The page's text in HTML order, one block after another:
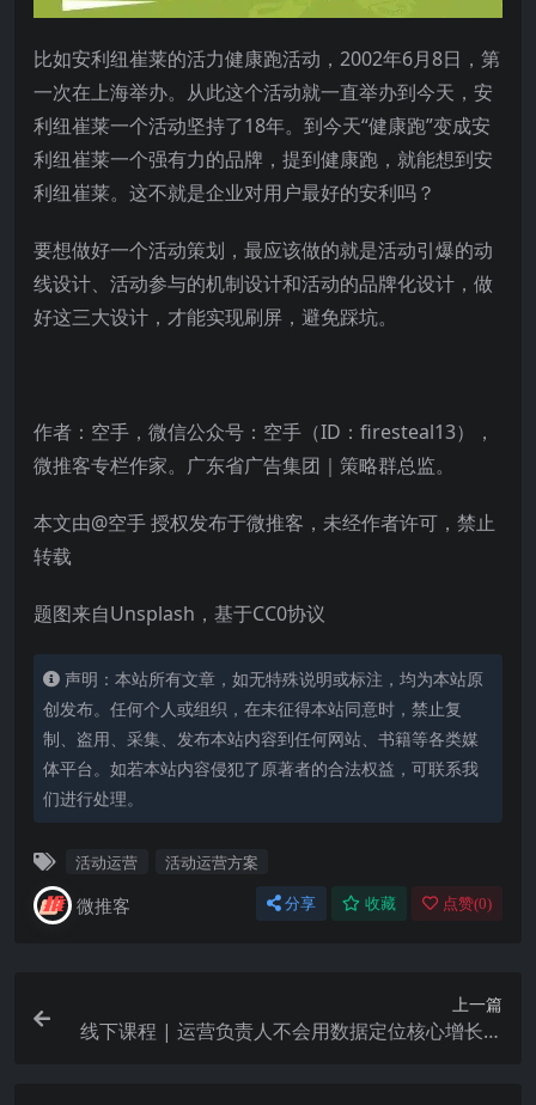
比如安利纽崔莱的活力健康跑活动，2002年6月8日，第
一次在上海举办。从此这个活动就一直举办到今天，安
利纽崔莱一个活动坚持了18年。到今天“健康跑”变成安
利纽崔莱一个强有力的品牌，提到健康跑，就能想到安
利纽崔莱。这不就是企业对用户最好的安利吗？
要想做好一个活动策划，最应该做的就是活动引爆的动
线设计、活动参与的机制设计和活动的品牌化设计，做
好这三大设计，才能实现刷屏，避免踩坑。
作者：空手，微信公众号：空手（ID：firesteal13），
微推客专栏作家。广东省广告集团｜策略群总监。
本文由@空手 授权发布于微推客，未经作者许可，禁止
转载
题图来自Unsplash，基于CC0协议
声明：本站所有文章，如无特殊说明或标注，均为本站原
创发布。任何个人或组织，在未征得本站同意时，禁止复
制、盗用、采集、发布本站内容到任何网站、书籍等各类媒
体平台。如若本站内容侵犯了原著者的合法权益，可联系我
们进行处理。
活动运营 活动运营方案
微推客 分享 收藏 点赞(0)
上一篇
线下课程 | 运营负责人不会用数据定位核心增长问